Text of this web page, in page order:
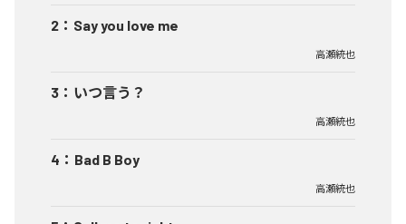
2 ： Say you love me
高瀬統也
3 ： いつ言う？
高瀬統也
4 ： Bad B Boy
高瀬統也